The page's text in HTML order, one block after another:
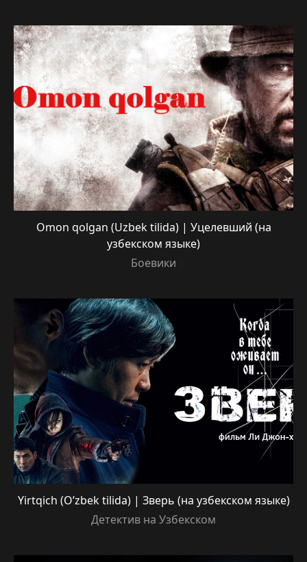
Omon qolgan (Uzbek tilida) | Уцелевший (на
узбекском языке)
Боевики
Yirtqich (O’zbek tilida) | Зверь (на узбекском языке)
Детектив на Узбекском